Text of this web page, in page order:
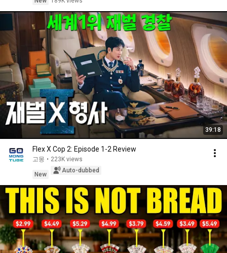
39:18
Flex X Cop 2: Episode 1-2 Review
고몽 • 223K views
New
Auto-dubbed